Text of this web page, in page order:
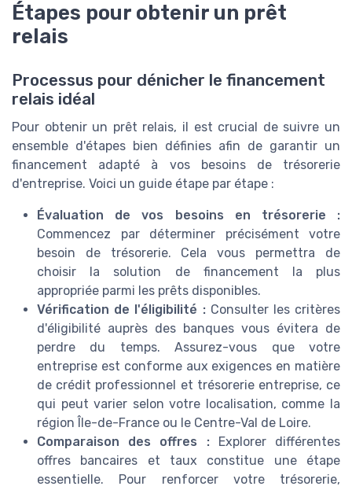
Étapes pour obtenir un prêt
relais
Processus pour dénicher le financement
relais idéal
Pour obtenir un prêt relais, il est crucial de suivre un
ensemble d'étapes bien définies afin de garantir un
financement adapté à vos besoins de trésorerie
d'entreprise. Voici un guide étape par étape :
Évaluation de vos besoins en trésorerie :
Commencez par déterminer précisément votre
besoin de trésorerie. Cela vous permettra de
choisir la solution de financement la plus
appropriée parmi les prêts disponibles.
Vérification de l'éligibilité :Consulter les critères
d'éligibilité auprès des banques vous évitera de
perdre du temps. Assurez-vous que votre
entreprise est conforme aux exigences en matière
de crédit professionnel et trésorerie entreprise, ce
qui peut varier selon votre localisation, comme la
région Île-de-France ou le Centre-Val de Loire.
Comparaison des offres :Explorer différentes
offres bancaires et taux constitue une étape
essentielle. Pour renforcer votre trésorerie,